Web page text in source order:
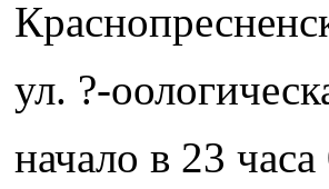
ул. ?-
начало в 23